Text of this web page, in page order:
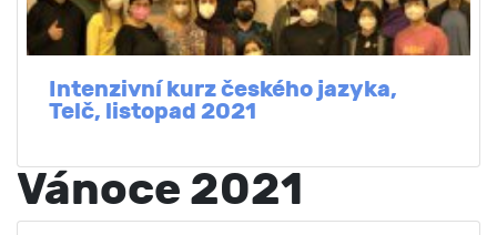
Intenzivní kurz českého jazyka,
Telč, listopad 2021
Vánoce 2021